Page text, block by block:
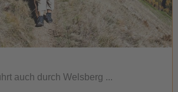
auch durch Welsberg ...